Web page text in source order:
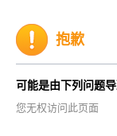
抱歉
可能是由下列问题导
您无权访问此页面